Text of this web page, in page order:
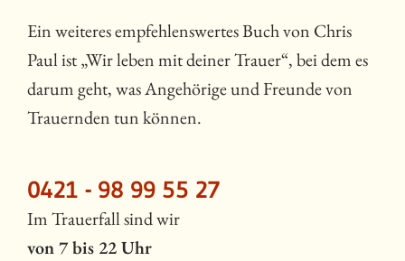
Ein weiteres empfehlenswertes Buch von Chris
Paul ist „Wir leben mit deiner Trauer“, bei dem es
darum geht, was Angehörige und Freunde von
Trauernden tun können.
0421 - 98 99 55 27
Im Trauerfall sind wir
von 7 bis 22 Uhr